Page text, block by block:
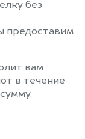
без
предоставим
вам
в течение